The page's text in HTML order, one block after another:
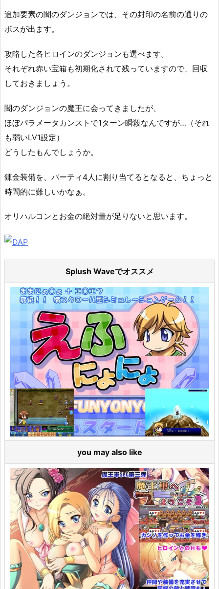
追加要素の闇のダンジョンでは、その封印の名前の通りの
ボスが出ます。
攻略した各ヒロインのダンジョンも選べます。
それぞれ赤い宝箱も初期化されて残っていますので、回収
しておきましょう。
闇のダンジョンの魔王に会ってきましたが、
ほぼパラメータカンストで1ターン瞬殺なんですが…（それ
も弱いLV1設定）
どうしたもんでしょうか。
錬金装備を、パーティ4人に割り当てるとなると、ちょっと
時間的に難しいかなぁ。
オリハルコンとお金の絶対量が足りないと思います。
Splush Waveでオススメ
you may also like